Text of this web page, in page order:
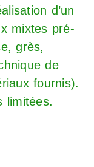
d’un
mixtes pré-
grès,
de
fournis).
limitées.